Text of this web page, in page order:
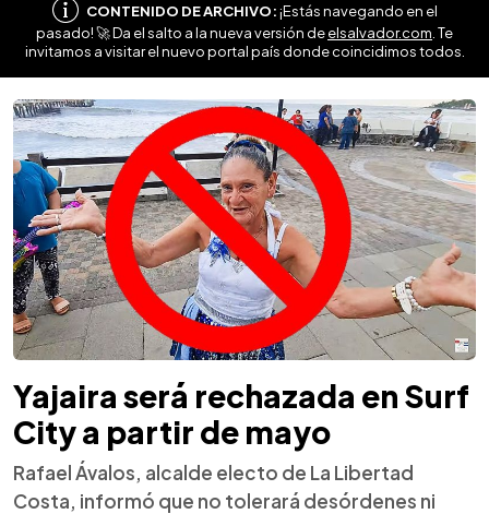
CONTENIDO DE ARCHIVO:¡Estás navegando en el
pasado! 🚀 Da el salto a la nueva versión deelsalvador.com . Te
invitamos a visitar el nuevo portal país donde coincidimos todos.
Yajaira será rechazada en Surf
City a partir de mayo
Rafael Ávalos, alcalde electo de La Libertad
Costa, informó que no tolerará desórdenes ni